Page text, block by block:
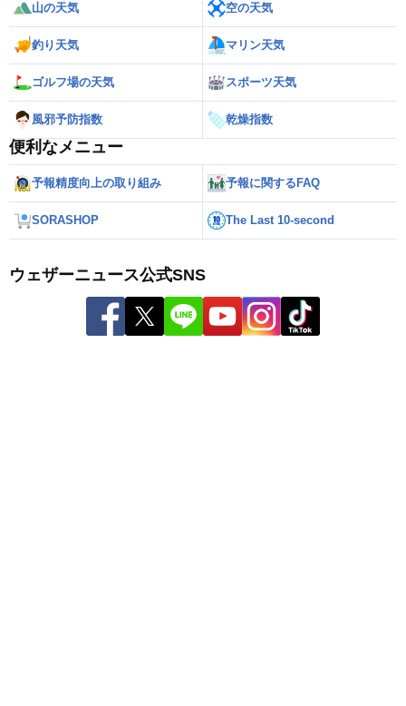
山の天気 空の天気
釣り天気 マリン天気
ゴルフ場の天気 スポーツ天気
風邪予防指数 乾燥指数
便利なメニュー
予報精度向上の取り組み 予報に関するFAQ
SORASHOP The Last 10-second
ウェザーニュース公式SNS